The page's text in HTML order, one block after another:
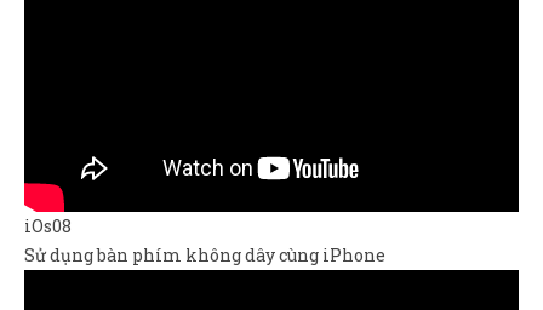
iOs08
Sử dụng bàn phím không dây cùng iPhone